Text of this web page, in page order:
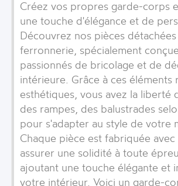
Créez vos propres garde-corps
une touche d'élégance et de
Découvrez nos pièces
ferronnerie, spécialement
passionnés de bricolage et de
intérieure. Grâce à ces éléments
esthétiques, vous avez la liberté
des rampes, des balustrades
pour s'adapter au style de votre
Chaque pièce est fabriquée
assurer une solidité à toute
ajoutant une touche élégante et
votre intérieur. Voici un garde-